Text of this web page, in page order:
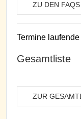
ZU DEN FAQS
Termine
Gesamtliste
ZUR